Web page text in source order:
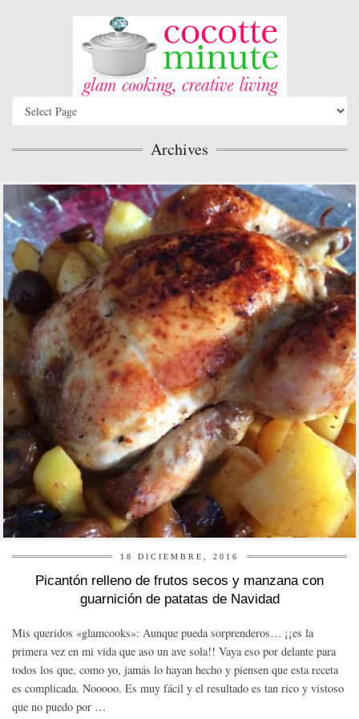
Archives
18 DICIEMBRE, 2016
Picantón relleno de frutos secos y manzana con
guarnición de patatas de Navidad
Mis queridos «glamcooks»: Aunque pueda sorprenderos… ¡¡es la
primera vez en mi vida que aso un ave sola!! Vaya eso por delante para
todos los que, como yo, jamás lo hayan hecho y piensen que esta receta
es complicada. Nooooo. Es muy fácil y el resultado es tan rico y vistoso
que no puedo por …